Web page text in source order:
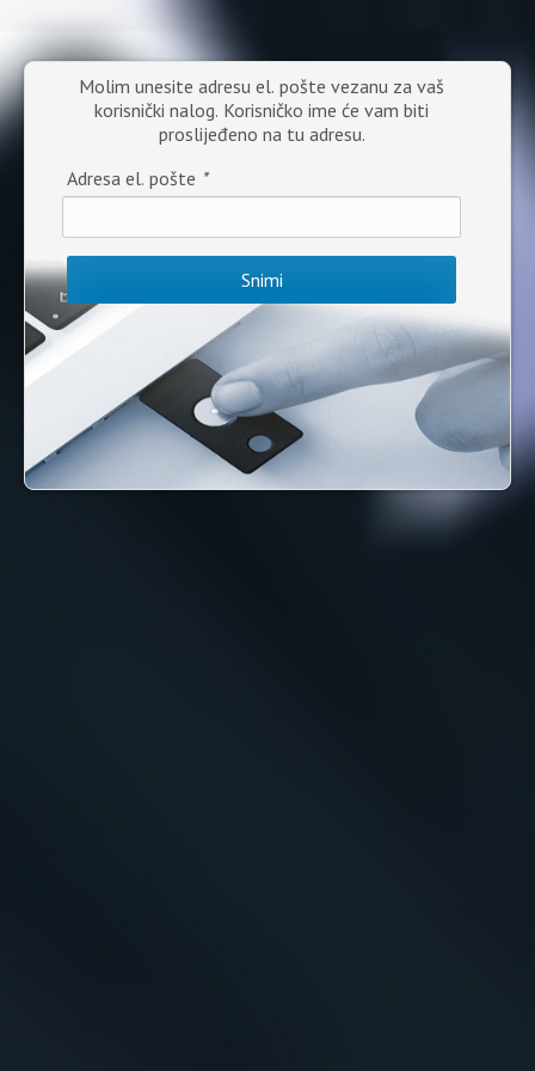
Molim unesite adresu el. pošte vezanu za vaš
korisnički nalog. Korisničko ime će vam biti
proslijeđeno na tu adresu.
Adresa el. pošte *
Snimi